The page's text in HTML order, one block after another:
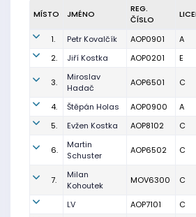
MÍSTO JMÉNO
REG.
ČÍSLO
1. Petr Kovalčík AOP0901 A
2.
Jiří Kostka AOP0201 E
3.
Miroslav
Hadač
AOP6501 C
4. Štěpán Holas AOP0900 A
5.
Evžen Kostka AOP8102 C
6.
Martin
Schuster
AOP6502 C
7.
Milan
Kohoutek
MOV6300 C
LV AOP7101 C